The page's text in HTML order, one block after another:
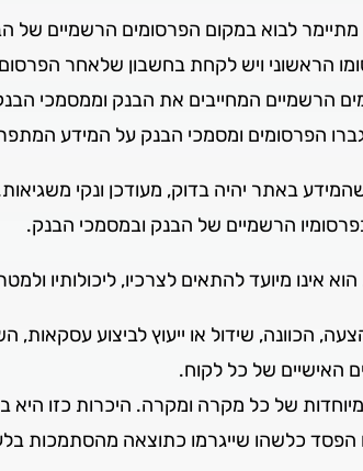
מתיימר לבוא במקום הפרסומים הרשמיים של
הראשוני ויש לקחת בחשבון שלאחר הפרסום
הרשמיים המחייבים את הבנק וממסמכי
הפרסומים ומסמכי הבנק על המידע
באתר יהיה בדוק, מעודכן ונקי
הרשמיים של הבנק ובמסמכי הבנק.
הכוונה, שידול או ייעוץ לביצוע עסקאות,
האישיים של כל לקוח.
המיוחדות של כל מקרה ומקרה. היכרות כזו
הפסד כלשהו שייגרמו כתוצאה מהסתמכות